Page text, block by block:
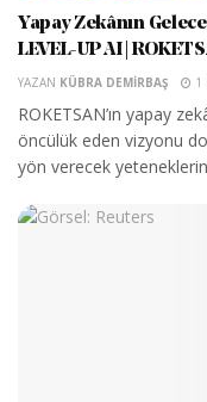
Yapay Zekânın
LEVEL-UP AI |
YAZAN KÜBRA DEMIRBAŞ 1
ROKETSAN’ın yapay
öncülük eden vizyonu
yön verecek